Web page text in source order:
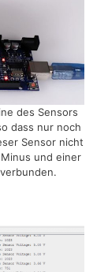
des Sensors
dass nur noch
Sensor nicht
und einer